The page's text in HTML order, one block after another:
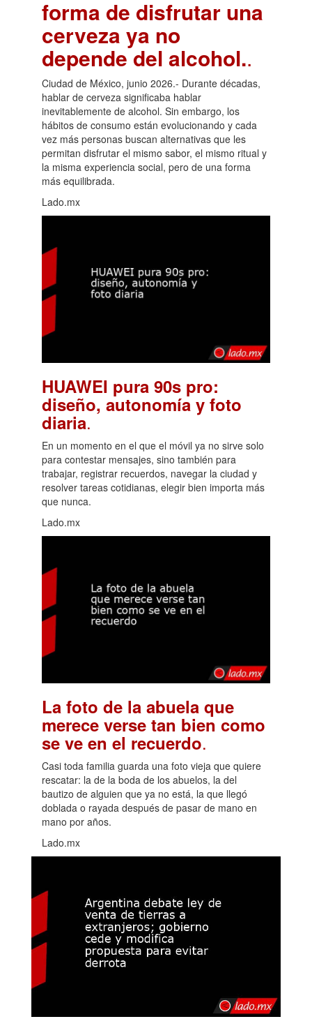
forma de disfrutar una
cerveza ya no
depende del alcohol..
Ciudad de México, junio 2026.- Durante décadas,
hablar de cerveza significaba hablar
inevitablemente de alcohol. Sin embargo, los
hábitos de consumo están evolucionando y cada
vez más personas buscan alternativas que les
permitan disfrutar el mismo sabor, el mismo ritual y
la misma experiencia social, pero de una forma
más equilibrada.
Lado.mx
HUAWEI pura 90s pro:
diseño, autonomía y foto
diaria.
En un momento en el que el móvil ya no sirve solo
para contestar mensajes, sino también para
trabajar, registrar recuerdos, navegar la ciudad y
resolver tareas cotidianas, elegir bien importa más
que nunca.
Lado.mx
La foto de la abuela que
merece verse tan bien como
se ve en el recuerdo.
Casi toda familia guarda una foto vieja que quiere
rescatar: la de la boda de los abuelos, la del
bautizo de alguien que ya no está, la que llegó
doblada o rayada después de pasar de mano en
mano por años.
Lado.mx